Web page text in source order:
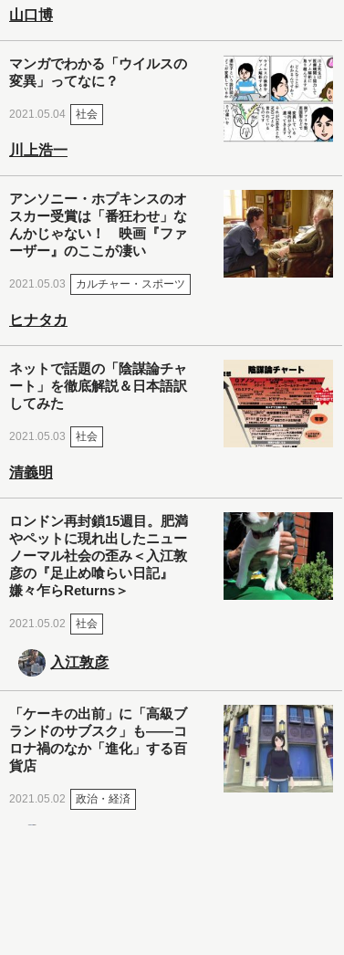
山口博
マンガでわかる「ウイルスの
変異」ってなに？
2021.05.04 社会
川上浩一
アンソニー・ホプキンスのオ
スカー受賞は「番狂わせ」な
んかじゃない！ 映画『ファ
ーザー』のここが凄い
2021.05.03 カルチャー・スポーツ
ヒナタカ
ネットで話題の「陰謀論チャ
ート」を徹底解説＆日本語訳
してみた
2021.05.03 社会
清義明
ロンドン再封鎖15週目。肥満
やペットに現れ出したニュー
ノーマル社会の歪み＜入江敦
彦の『足止め喰らい日記』
嫌々乍らReturns＞
2021.05.02 社会
入江敦彦
「ケーキの出前」に「高級ブ
ランドのサブスク」も――コ
ロナ禍のなか「進化」する百
貨店
2021.05.02 政治・経済